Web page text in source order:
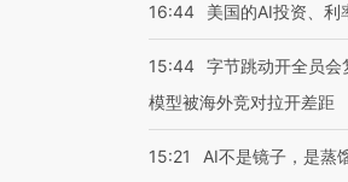
16:44 美国的AI投资、利
15:44 字节跳动开全员会
模型被海外竞对拉开差距
15:21 AI不是镜子，是蒸